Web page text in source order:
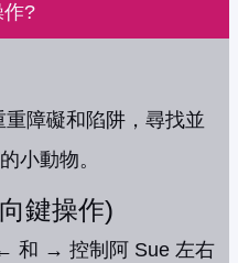
作?
障礙和陷阱，尋找並
小動物。
鍵操作)
和 → 控制阿 Sue 左右